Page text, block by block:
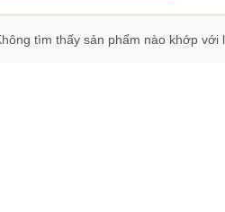
tìm thấy sản phẩm nào khớp với